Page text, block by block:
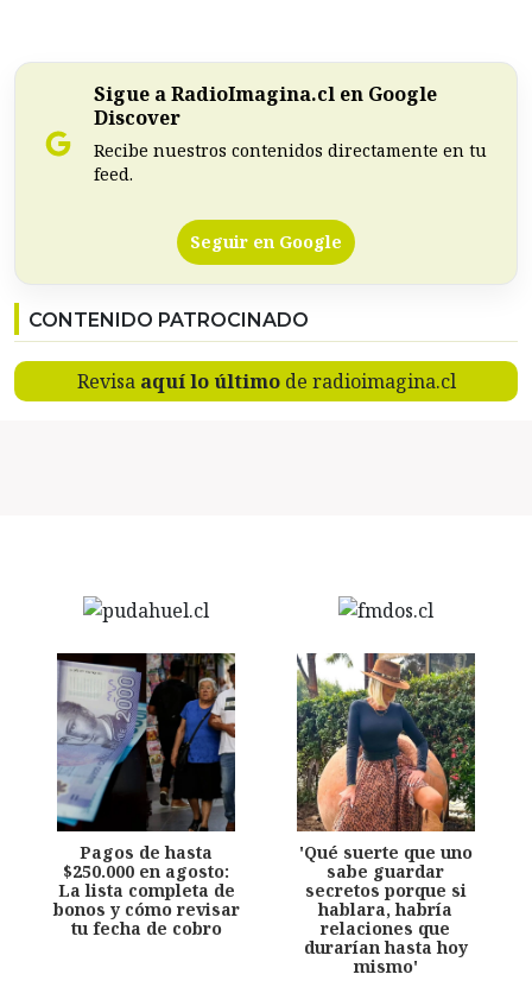
Sigue a RadioImagina.cl en Google
Discover
Recibe nuestros contenidos directamente en tu
feed.
Seguir en Google
CONTENIDO PATROCINADO
Revisa aquí lo últimode radioimagina.cl
Pagos de hasta
$250.000 en agosto:
La lista completa de
bonos y cómo revisar
tu fecha de cobro
'Qué suerte que uno
sabe guardar
secretos porque si
hablara, habría
relaciones que
durarían hasta hoy
mismo'